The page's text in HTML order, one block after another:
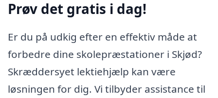
Prøv det gratis i dag!
Er du på udkig efter en effektiv måde at
forbedre dine skolepræstationer i Skjød?
Skræddersyet lektiehjælp kan være
løsningen for dig. Vi tilbyder assistance til